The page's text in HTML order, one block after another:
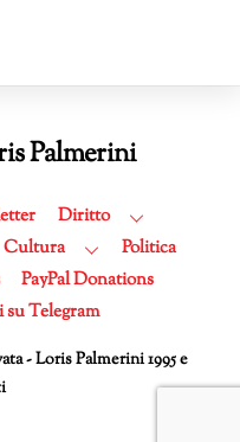
Palmerini
Diritto
Cultura
Politica
PayPal Donations
su Telegram
- Loris Palmerini 1995 e